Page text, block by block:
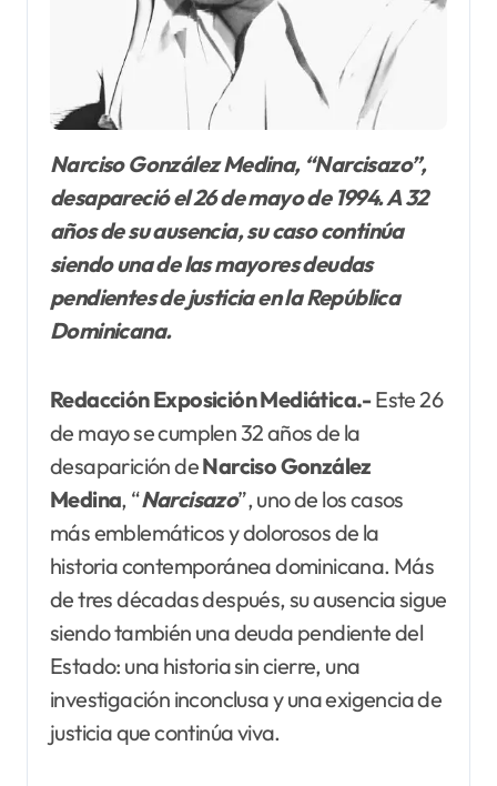
Narciso González Medina, “Narcisazo”,
desapareció el 26 de mayo de 1994. A 32
años de su ausencia, su caso continúa
siendo una de las mayores deudas
pendientes de justicia en la República
Dominicana.
Redacción Exposición Mediática.-Este 26
de mayo se cumplen 32 años de la
desaparición deNarciso González
Medina, “Narcisazo”, uno de los casos
más emblemáticos y dolorosos de la
historia contemporánea dominicana. Más
de tres décadas después, su ausencia sigue
siendo también una deuda pendiente del
Estado: una historia sin cierre, una
investigación inconclusa y una exigencia de
justicia que continúa viva.